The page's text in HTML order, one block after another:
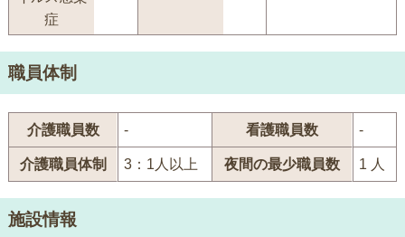
症
職員体制
介護職員数 - 看護職員数 -
介護職員体制 3：1人以上 夜間の最少職員数 1 人
施設情報